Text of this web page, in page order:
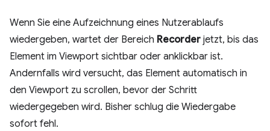
Wenn Sie eine Aufzeichnung eines Nutzerablaufs
wiedergeben, wartet der Bereich Recorder jetzt, bis das
Element im Viewport sichtbar oder anklickbar ist.
Andernfalls wird versucht, das Element automatisch in
den Viewport zu scrollen, bevor der Schritt
wiedergegeben wird. Bisher schlug die Wiedergabe
sofort fehl.